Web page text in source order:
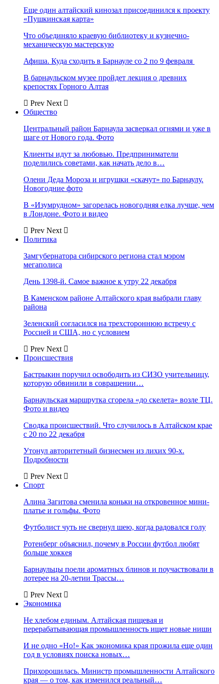
Еще один алтайский кинозал присоединился к проекту
«Пушкинская карта»
Что объединяло краевую библиотеку и кузнечно-
механическую мастерскую
Афиша. Куда сходить в Барнауле со 2 по 9 февраля
В барнаульском музее пройдет лекция о древних
крепостях Горного Алтая
Prev Next
Общество
Центральный район Барнаула засверкал огнями и уже в
шаге от Нового года. Фото
Клиенты идут за любовью. Предприниматели
поделились советами, как начать дело в…
Олени Деда Мороза и игрушки «скачут» по Барнаулу.
Новогодние фото
В «Изумрудном» загорелась новогодняя елка лучше, чем
в Лондоне. Фото и видео
Prev Next
Политика
Замгубернатора сибирского региона стал мэром
мегаполиса
День 1398-й. Самое важное к утру 22 декабря
В Каменском районе Алтайского края выбрали главу
района
Зеленский согласился на трехстороннюю встречу с
Россией и США, но с условием
Prev Next
Происшествия
Бастрыкин поручил освободить из СИЗО учительницу,
которую обвинили в совращении…
Барнаульская маршрутка сгорела «до скелета» возле ТЦ.
Фото и видео
Сводка происшествий. Что случилось в Алтайском крае
с 20 по 22 декабря
Утонул авторитетный бизнесмен из лихих 90-х.
Подробности
Prev Next
Спорт
Алина Загитова сменила коньки на откровенное мини-
платье и гольфы. Фото
Футболист чуть не свернул шею, когда радовался голу
Ротенберг объяснил, почему в России футбол любят
больше хоккея
Барнаульцы поели ароматных блинов и поучаствовали в
лотерее на 20-летии Трассы…
Prev Next
Экономика
Не хлебом единым. Алтайская пищевая и
перерабатывающая промышленность ищет новые ниши
И не одно «Но!» Как экономика края прожила еще один
год в условиях поиска новых…
Прихорошилась. Министр промышленности Алтайского
края — о том, как изменился реальный…